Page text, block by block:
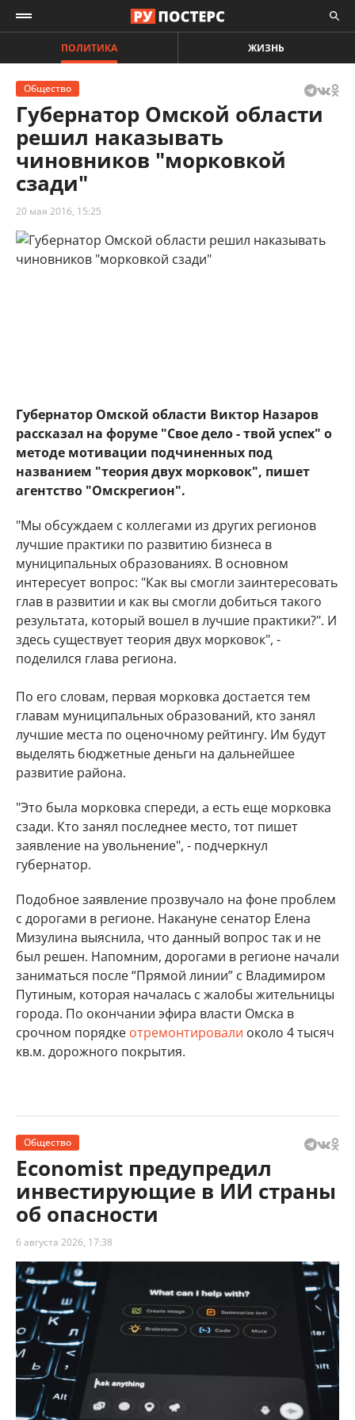
ПОЛИТИКА ЖИЗНЬ
Общество
Губернатор Омской области
решил наказывать
чиновников "морковкой
сзади"
20 мая 2016, 15:25
Губернатор Омской области Виктор Назаров
рассказал на форуме "Свое дело - твой успех" о
методе мотивации подчиненных под
названием "теория двух морковок", пишет
агентство "Омскрегион".
"Мы обсуждаем с коллегами из других регионов
лучшие практики по развитию бизнеса в
муниципальных образованиях. В основном
интересует вопрос: "Как вы смогли заинтересовать
глав в развитии и как вы смогли добиться такого
результата, который вошел в лучшие практики?". И
здесь существует теория двух морковок", -
поделился глава региона.
По его словам, первая морковка достается тем
главам муниципальных образований, кто занял
лучшие места по оценочному рейтингу. Им будут
выделять бюджетные деньги на дальнейшее
развитие района.
"Это была морковка спереди, а есть еще морковка
сзади. Кто занял последнее место, тот пишет
заявление на увольнение", - подчеркнул
губернатор.
Подобное заявление прозвучало на фоне проблем
с дорогами в регионе. Накануне сенатор Елена
Мизулина выяснила, что данный вопрос так и не
был решен. Напомним, дорогами в регионе начали
заниматься после “Прямой линии” с Владимиром
Путиным, которая началась с жалобы жительницы
города. По окончании эфира власти Омска в
срочном порядке отремонтировали около 4 тысяч
кв.м. дорожного покрытия.
Общество
Economist предупредил
инвестирующие в ИИ страны
об опасности
6 августа 2026, 17:38